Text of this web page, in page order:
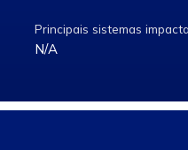
Principais sistemas
N/A